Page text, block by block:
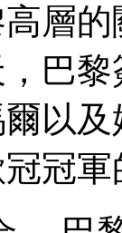
的
，
爾以
冠軍